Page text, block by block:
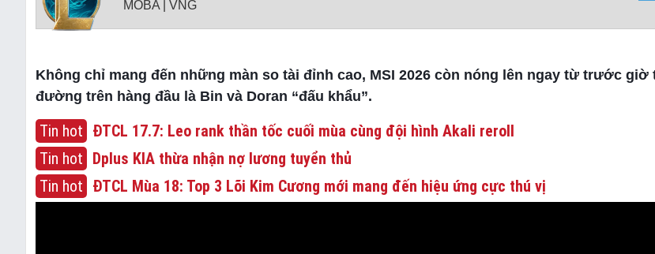
MOBA | VNG
Không chỉ mang đến những màn so tài đỉnh cao, MSI 2026 còn nóng lên ngay từ trước giờ
đường trên hàng đầu là Bin và Doran “đấu khẩu”.
Tin hot ĐTCL 17.7: Leo rank thần tốc cuối mùa cùng đội hình Akali reroll
Tin hot Dplus KIA thừa nhận nợ lương tuyển thủ
Tin hot ĐTCL Mùa 18: Top 3 Lõi Kim Cương mới mang đến hiệu ứng cực thú vị